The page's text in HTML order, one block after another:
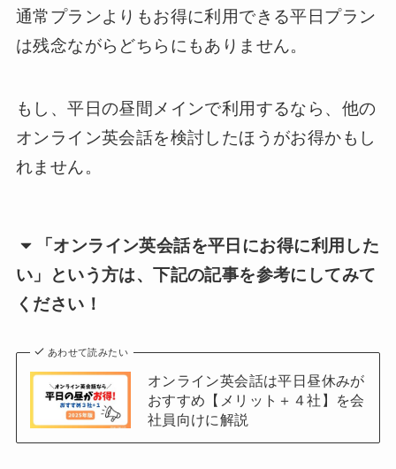
通常プランよりもお得に利用できる平日プラン
は残念ながらどちらにもありません。
もし、平日の昼間メインで利用するなら、他の
オンライン英会話を検討したほうがお得かもし
れません。
「オンライン英会話を平日にお得に利用した
い」という方は、下記の記事を参考にしてみて
ください！
あわせて読みたい
オンライン英会話は平日昼休みが
おすすめ【メリット＋４社】を会
社員向けに解説